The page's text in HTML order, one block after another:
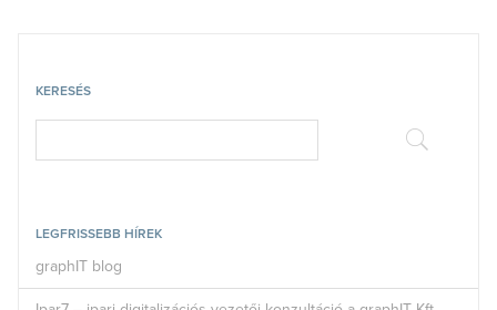
KERESÉS
LEGFRISSEBB HÍREK
graphIT blog